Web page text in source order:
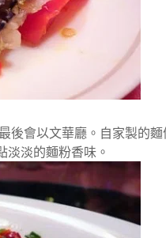
會以文華廳。自家製的
淡的麵粉香味。